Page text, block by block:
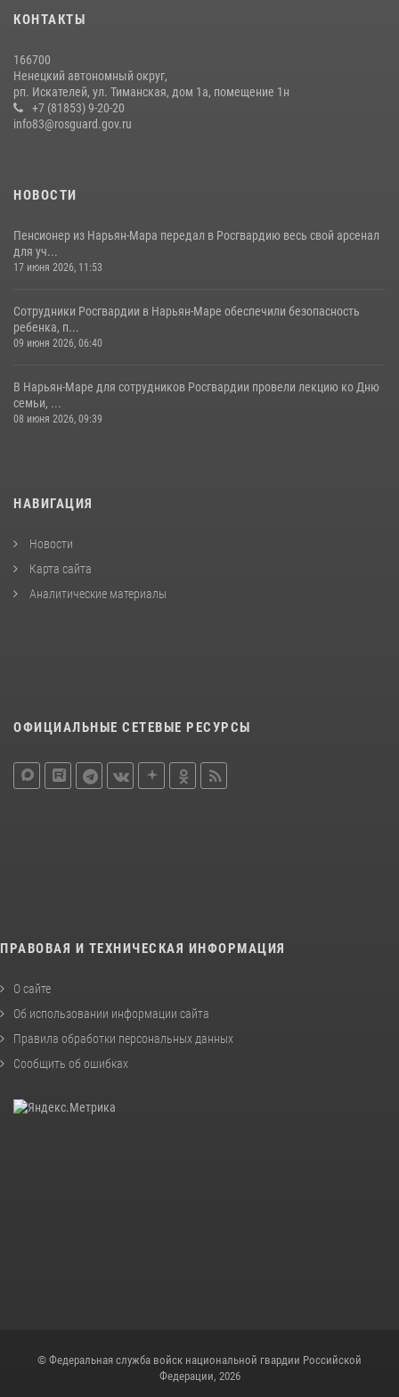
КОНТАКТЫ
166700
Ненецкий автономный округ,
рп. Искателей, ул. Тиманская, дом 1а, помещение 1н
+7 (81853) 9-20-20
info83@rosguard.gov.ru
НОВОСТИ
Пенсионер из Нарьян-Мара передал в Росгвардию весь свой арсенал
для уч...
17 июня 2026, 11:53
Сотрудники Росгвардии в Нарьян-Маре обеспечили безопасность
ребенка, п...
09 июня 2026, 06:40
В Нарьян-Маре для сотрудников Росгвардии провели лекцию ко Дню
семьи, ...
08 июня 2026, 09:39
НАВИГАЦИЯ
Новости
Карта сайта
Аналитические материалы
ОФИЦИАЛЬНЫЕ СЕТЕВЫЕ РЕСУРСЫ
ПРАВОВАЯ И ТЕХНИЧЕСКАЯ ИНФОРМАЦИЯ
О сайте
Об использовании информации сайта
Правила обработки персональных данных
Сообщить об ошибках
© Федеральная служба войск национальной гвардии Российской
Федерации, 2026